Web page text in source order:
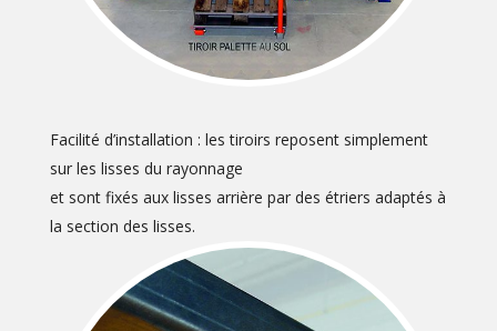
Facilité d’installation : les tiroirs reposent simplement
sur les lisses du rayonnage
et sont fixés aux lisses arrière par des étriers adaptés à
la section des lisses.